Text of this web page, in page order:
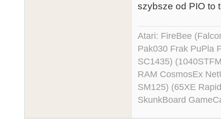
szybsze od PIO to
Atari: FireBee
Pak030 Frak PuPla
SC1435)
RAM CosmosEx
SM125) (65XE
SkunkBoard